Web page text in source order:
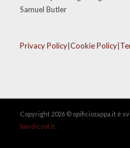
Samuel Butler
Privacy Policy| Cookie Policy|
Copyright 2026 © opificiozappa.it è
bandicoot.it